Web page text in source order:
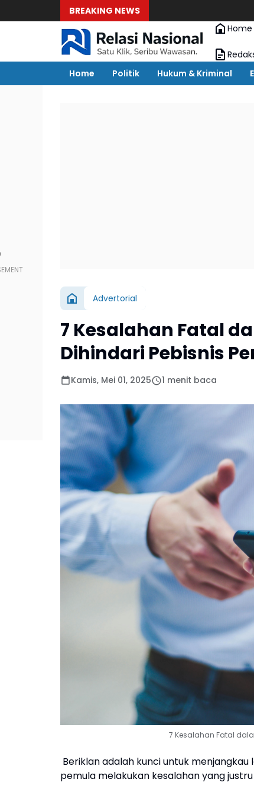
BREAKING NEWS
Home
Home
Politik Hukum & Kriminal
Advertorial
7 Kesalahan Fatal
Dihindari Pebisnis
Kamis, Mei 01, 2025 1 menit baca
7 Kesalahan Fatal
Beriklan adalah kunci untuk
pemula melakukan kesalahan yang